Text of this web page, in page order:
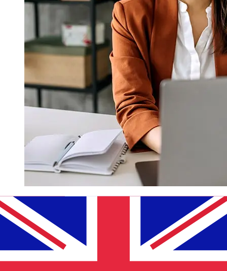
Qual a velocidade de uma
transferência de Nykredit Bank DKK
para GBP ?